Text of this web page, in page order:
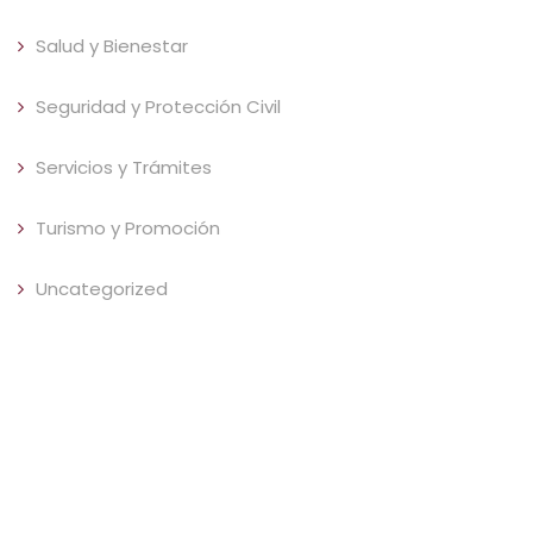
Salud y Bienestar
Seguridad y Protección Civil
Servicios y Trámites
Turismo y Promoción
Uncategorized